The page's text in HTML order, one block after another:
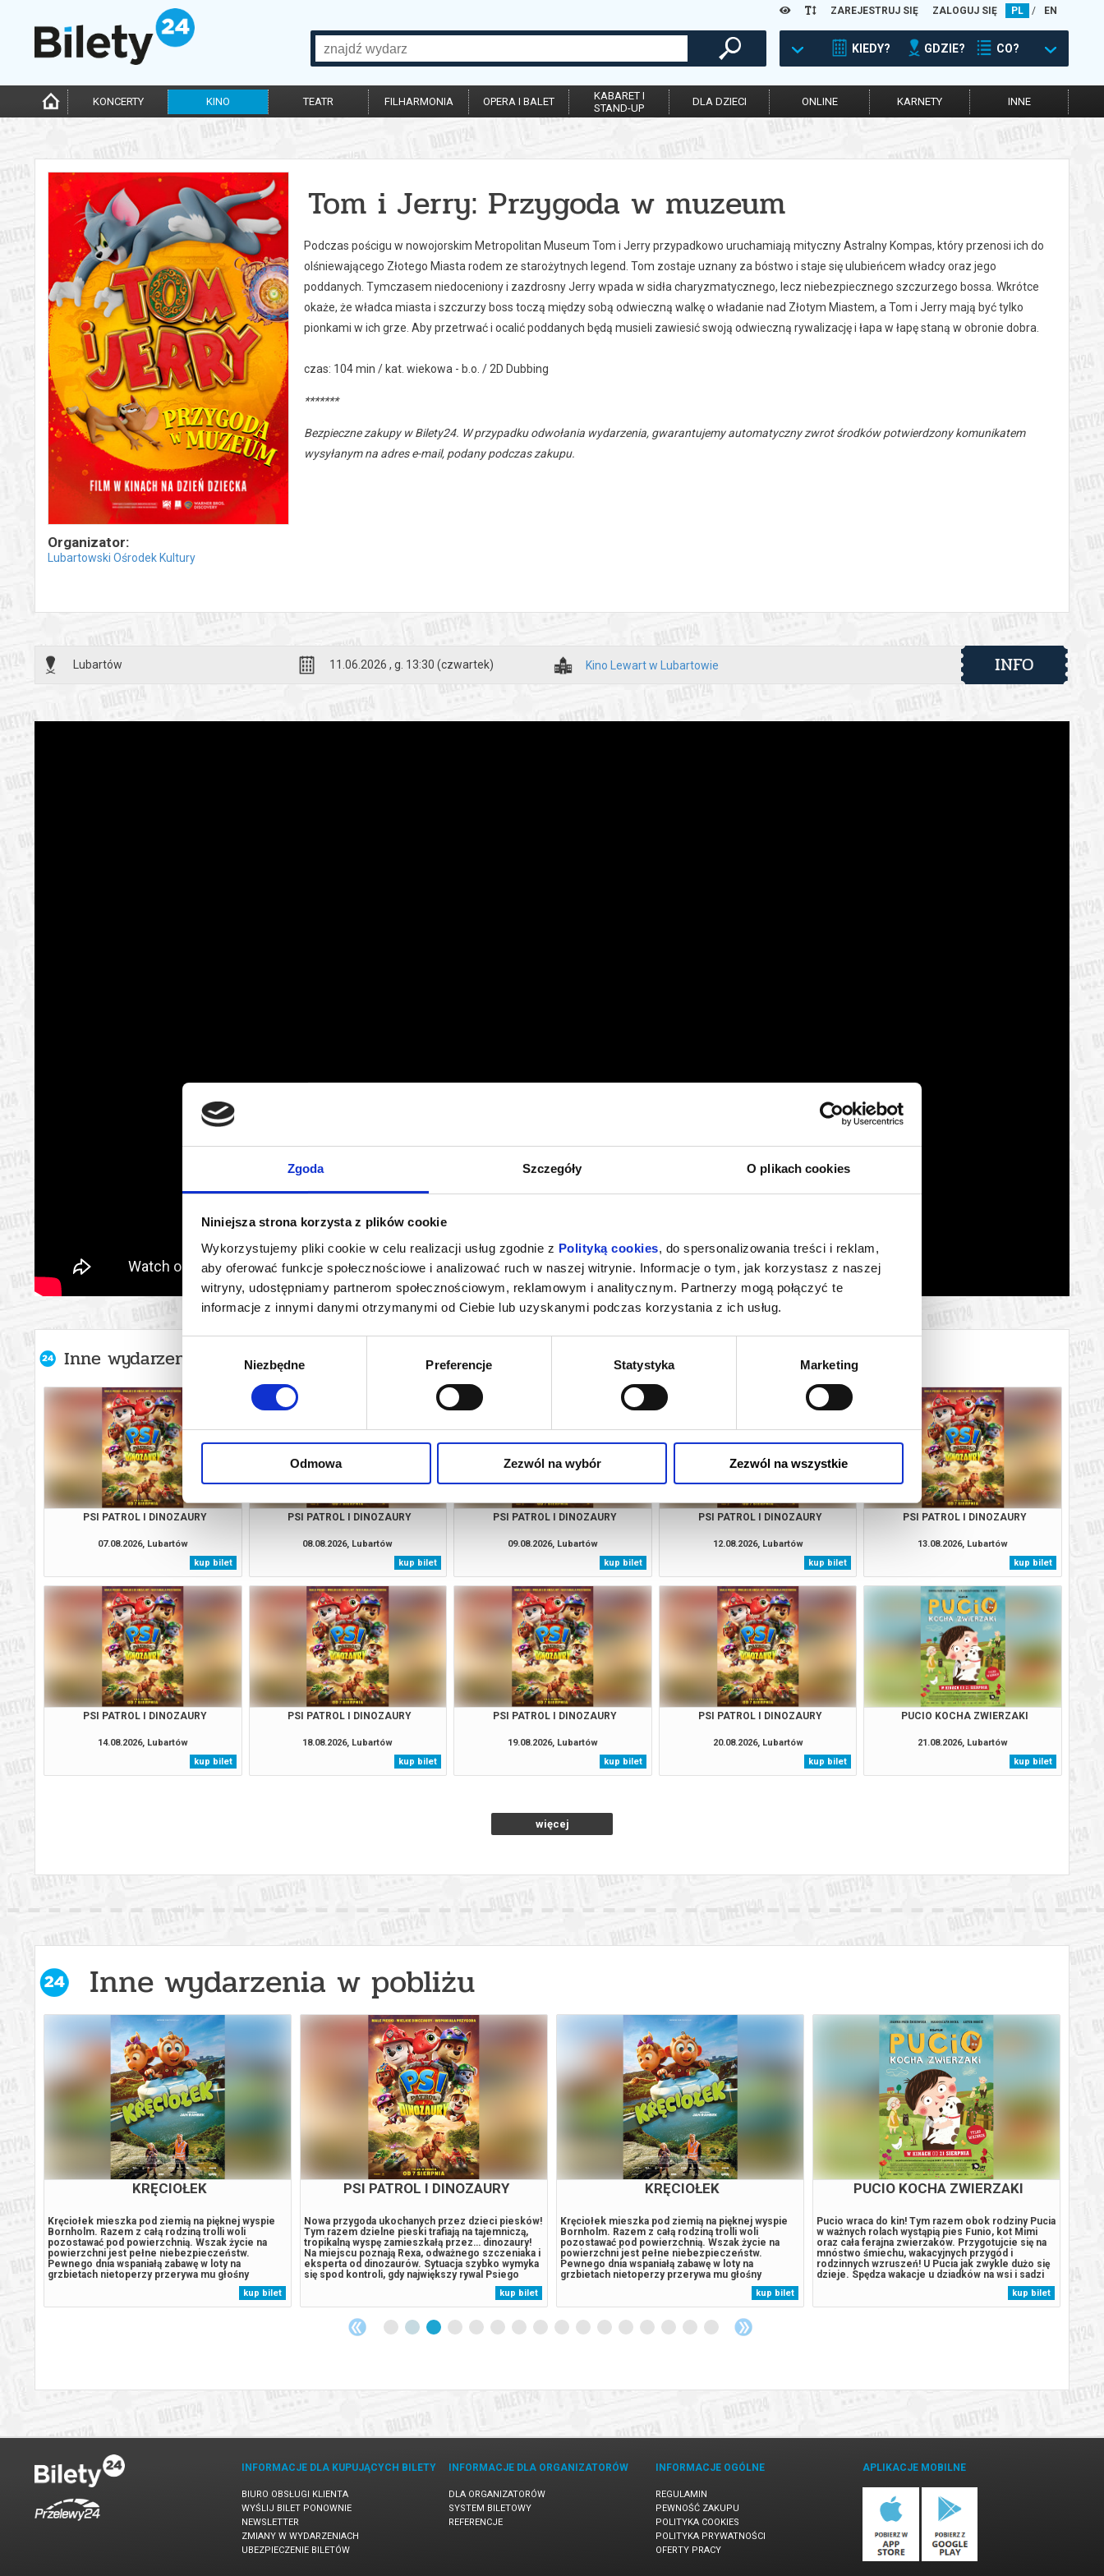
Zgoda Szczegóły O plikach cookies
Niniejsza strona korzysta z plików cookie
Wykorzystujemy pliki cookie w celu realizacji usług zgodnie z Polityką cookies, do spersonalizowania treści i reklam,
aby oferować funkcje społecznościowe i analizować ruch w naszej witrynie. Informacje o tym, jak korzystasz z naszej
witryny, udostępniamy partnerom społecznościowym, reklamowym i analitycznym. Partnerzy mogą połączyć te
informacje z innymi danymi otrzymanymi od Ciebie lub uzyskanymi podczas korzystania z ich usług.
Niezbędne Preferencje Statystyka Marketing
Odmowa Zezwól na wybór Zezwól na wszystkie
ZAREJESTRUJ SIĘ ZALOGUJ SIĘ PL / EN
KIEDY? GDZIE? CO?
KONCERTY KINO TEATR FILHARMONIA OPERA I BALET
KABARET I
STAND-UP
DLA DZIECI ONLINE KARNETY INNE
Organizator:
Lubartowski Ośrodek Kultury
Tom i Jerry: Przygoda w muzeum
Podczas pościgu w nowojorskim Metropolitan Museum Tom i Jerry przypadkowo uruchamiają mityczny Astralny Kompas, który przenosi ich do
olśniewającego Złotego Miasta rodem ze starożytnych legend. Tom zostaje uznany za bóstwo i staje się ulubieńcem władcy oraz jego
poddanych. Tymczasem niedoceniony i zazdrosny Jerry wpada w sidła charyzmatycznego, lecz niebezpiecznego szczurzego bossa. Wkrótce
okaże, że władca miasta i szczurzy boss toczą między sobą odwieczną walkę o władanie nad Złotym Miastem, a Tom i Jerry mają być tylko
pionkami w ich grze. Aby przetrwać i ocalić poddanych będą musieli zawiesić swoją odwieczną rywalizację i łapa w łapę staną w obronie dobra.
czas: 104 min / kat. wiekowa - b.o. / 2D Dubbing
*******
Bezpieczne zakupy w Bilety24. W przypadku odwołania wydarzenia, gwarantujemy automatyczny zwrot środków potwierdzony komunikatem
wysyłanym na adres e-mail, podany podczas zakupu.
Lubartów 11.06.2026 , g. 13:30 (czwartek) Kino Lewart w Lubartowie INFO
Inne wydarzenia organizatora
PSI PATROL I DINOZAURY
07.08.2026, Lubartów
kup bilet
PSI PATROL I DINOZAURY
08.08.2026, Lubartów
kup bilet
PSI PATROL I DINOZAURY
09.08.2026, Lubartów
kup bilet
PSI PATROL I DINOZAURY
12.08.2026, Lubartów
kup bilet
PSI PATROL I DINOZAURY
13.08.2026, Lubartów
kup bilet
PSI PATROL I DINOZAURY
14.08.2026, Lubartów
kup bilet
PSI PATROL I DINOZAURY
18.08.2026, Lubartów
kup bilet
PSI PATROL I DINOZAURY
19.08.2026, Lubartów
kup bilet
PSI PATROL I DINOZAURY
20.08.2026, Lubartów
kup bilet
PUCIO KOCHA ZWIERZAKI
21.08.2026, Lubartów
kup bilet
więcej
Inne wydarzenia w pobliżu
bilet
KRĘCIOŁEK
Kręciołek mieszka pod ziemią na pięknej wyspie
Bornholm. Razem z całą rodziną trolli woli
pozostawać pod powierzchnią. Wszak życie na
powierzchni jest pełne niebezpieczeństw.
Pewnego dnia wspaniałą zabawę w loty na
grzbietach nietoperzy przerywa mu głośny
powierzchnię i sprawdzić, co takiego wydarzyło się
w świecie ludzi. To będzie początek wspaniałej
kup bilet
PSI PATROL I DINOZAURY
Nowa przygoda ukochanych przez dzieci piesków!
Tym razem dzielne pieski trafiają na tajemniczą,
tropikalną wyspę zamieszkałą przez… dinozaury!
Na miejscu poznają Rexa, odważnego szczeniaka i
eksperta od dinozaurów. Sytuacja szybko wymyka
się spod kontroli, gdy największy rywal Psiego
Patrolu, burmistrz Humdinger, również pojawia się
na wyspie. Jego nierozważne działania prowadzą
do przebudzenia potężnego,...
kup bilet
KRĘCIOŁEK
Kręciołek mieszka pod ziemią na pięknej wyspie
Bornholm. Razem z całą rodziną trolli woli
pozostawać pod powierzchnią. Wszak życie na
powierzchni jest pełne niebezpieczeństw.
Pewnego dnia wspaniałą zabawę w loty na
grzbietach nietoperzy przerywa mu głośny
powierzchnię i sprawdzić, co takiego wydarzyło się
w świecie ludzi. To będzie początek wspaniałej
kup bilet
PUCIO KOCHA ZWIERZAKI
Pucio wraca do kin! Tym razem obok rodziny Pucia
w ważnych rolach wystąpią pies Funio, kot Mimi
oraz cała ferajna zwierzaków. Przygotujcie się na
mnóstwo śmiechu, wakacyjnych przygód i
rodzinnych wzruszeń! U Pucia jak zwykle dużo się
dzieje. Spędza wakacje u dziadków na wsi i sadzi
swoje pierwsze drzewo, a podczas spaceru w
parku rusza z Misią na misję ratunkową, by
odnaleźć psa sąsiada. Kiedy ich...
kup bilet
INFORMACJE DLA KUPUJĄCYCH BILETY
BIURO OBSŁUGI KLIENTA
WYŚLIJ BILET PONOWNIE
NEWSLETTER
ZMIANY W WYDARZENIACH
UBEZPIECZENIE BILETÓW
INFORMACJE DLA ORGANIZATORÓW
DLA ORGANIZATORÓW
SYSTEM BILETOWY
REFERENCJE
INFORMACJE OGÓLNE
REGULAMIN
PEWNOŚĆ ZAKUPU
POLITYKA COOKIES
POLITYKA PRYWATNOŚCI
OFERTY PRACY
APLIKACJE MOBILNE